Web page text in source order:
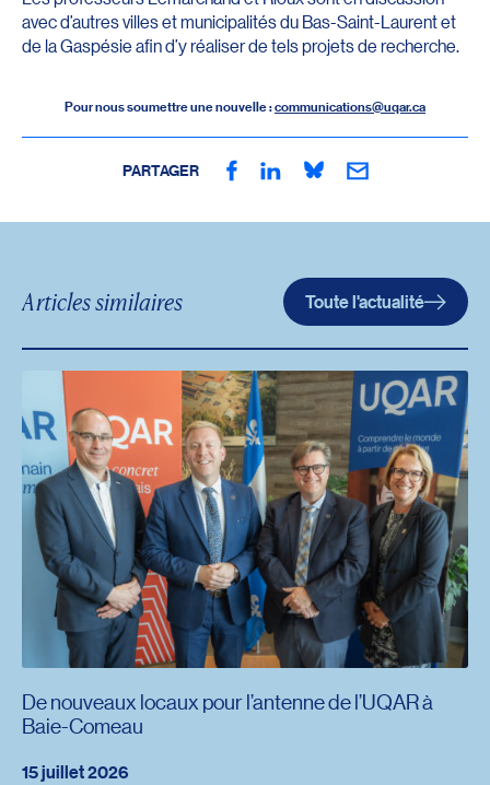
avec d’autres villes et municipalités du Bas-Saint-Laurent et
de la Gaspésie afin d’y réaliser de tels projets de recherche.
Pour nous soumettre une nouvelle :communications@uqar.ca
PARTAGER
Articles similaires Toute l'actualité
15 juillet 2026
De nouveaux locaux pour l’antenne de l’UQAR à
Baie-Comeau